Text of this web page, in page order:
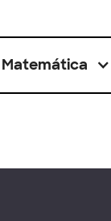
Matemática